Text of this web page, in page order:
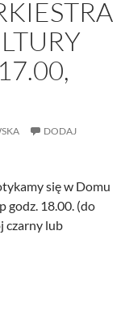
DODAJ
się w Domu
godz. 18.00. (do
czarny lub